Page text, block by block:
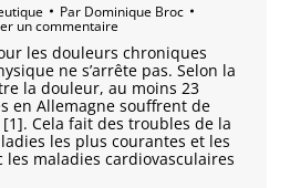
Par Dominique Broc
un commentaire
les douleurs chroniques
ne s’arrête pas. Selon la
la douleur, au moins 23
en Allemagne souffrent de
Cela fait des troubles de la
les plus courantes et les
les maladies cardiovasculaires